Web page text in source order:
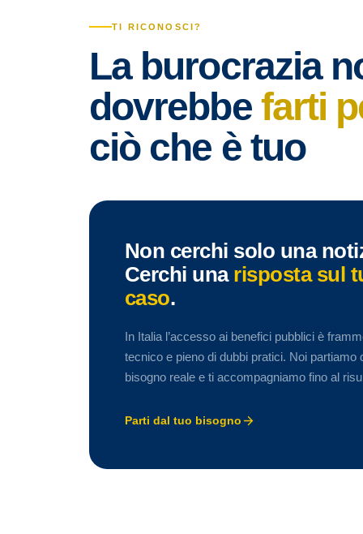
TI RICONOSCI?
La burocrazia
dovrebbe farti
ciò che è tuo
Non cerchi solo una
Cerchi una risposta sul
caso.
In Italia l’accesso ai benefici pubblici è
tecnico e pieno di dubbi pratici. Noi partiamo
bisogno reale e ti accompagniamo fino al
Parti dal tuo bisogno